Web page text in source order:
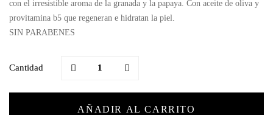
con el irresistible aroma de la granada y la papaya. Con aceite de oliva y
provitamina b5 que regeneran e hidratan la piel.
SIN PARABENES
Cantidad
AÑADIR AL CARRITO